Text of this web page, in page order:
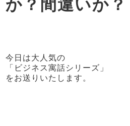
か？間違いか？
今日は大人気の
「ビジネス寓話シリーズ」
をお送りいたします。